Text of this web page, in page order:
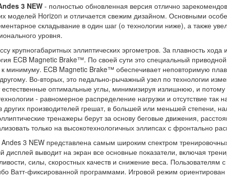
3 NEW - полностью обновленная версия отлично
моделей Horizon и отличается свежим дизайном. Основными
складывание в один шаг (о технологии ниже), а также
уровня.
крупногабаритных эллиптических эргометров. За плавность
ECB Magnetic Brake™. По своей сути это специальный
к минимуму. ECB Magnetic Brake™ обеспечивает неповторимую
другому. Во-вторых, это педально-рычажный узел по технологии
оптимальные углы, минимизируя излишнюю, и
- равномерное распределение нагрузки и отсутствие
производителей грешат, в большей или меньшей степени,
тренажеры берут за основу беговые движения,
только на высокотехнологичных эллипсах с фронтально
3 NEW представлена самым широким спектром
выводит на экран все основные показатели, включая
силы, скоростных качеств и снижение веса. Пользователям
Ватт-фиксированной программами. Игровой режим ориентирован